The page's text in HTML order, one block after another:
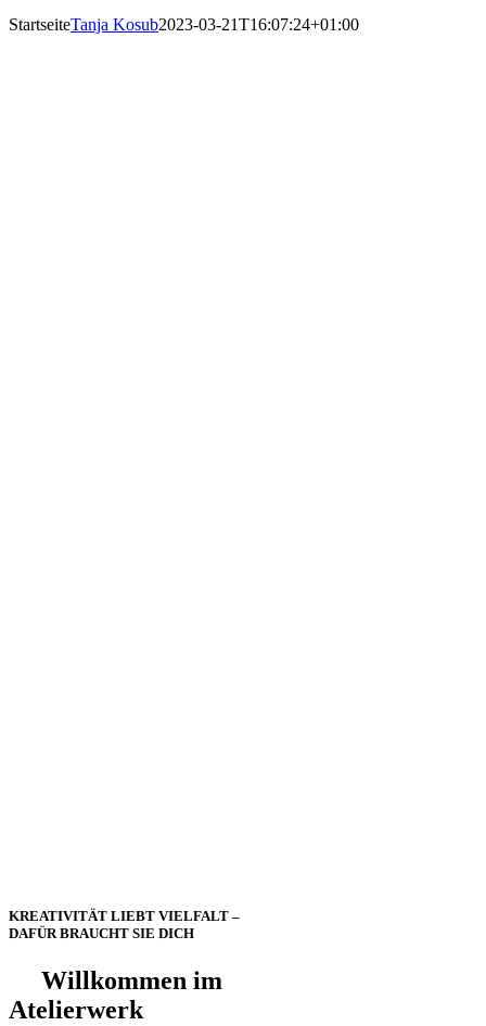
StartseiteTanja Kosub2023-03-21T16:07:24+01:00
KREATIVITÄT LIEBT VIELFALT –
DAFÜR BRAUCHT SIE DICH
Willkommen im
Atelierwerk